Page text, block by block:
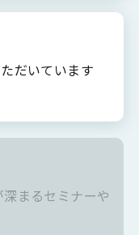
だいています
まるセミナーや